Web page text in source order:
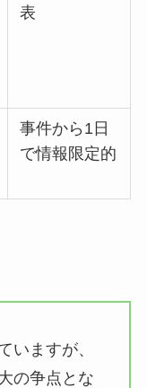
表
事件から1日
で情報限定的
いますが、
の争点とな